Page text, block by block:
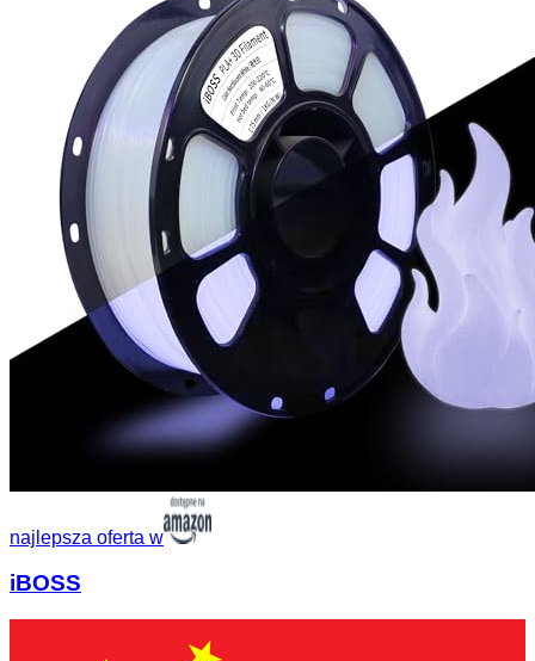
najlepsza oferta w
iBOSS